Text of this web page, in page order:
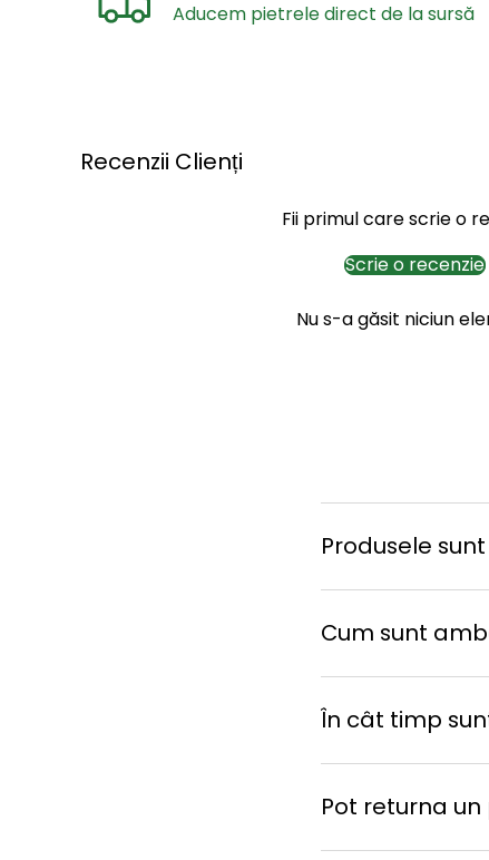
Aducem pietrele direct de la sursă
Recenzii Clienți
Fii primul care scrie o
Scrie o recenzie
Nu s-a găsit niciun
Produsele
Cum sunt
În cât timp
Pot returna